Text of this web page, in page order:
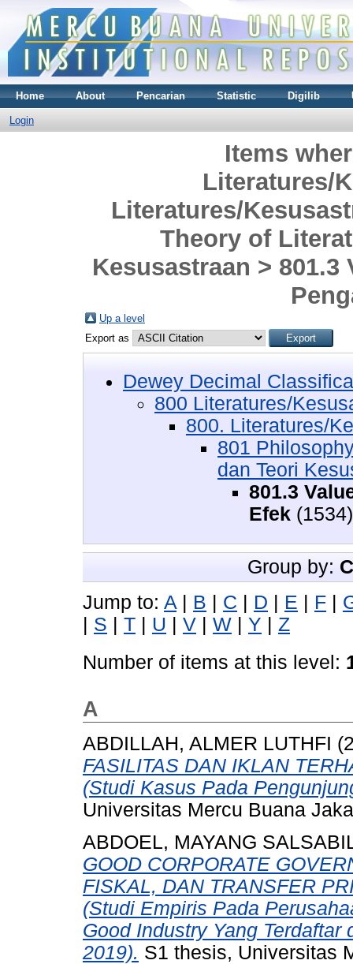
Home About Pencarian Statistic Digilib
Login
Items
Literatures/
Literatures/
Theory of
Kesusastraan >
Up a level
Export as
Dewey Decimal
800 Literatures/
800. Literatures/
801
dan Teori
801.3
Efek (1534)
Group by:
Jump to: A B C D E F
S T U V W Y
Z
Number of items at this level:
A
ABDILLAH, ALMER LUTHFI
FASILITAS DAN IKLAN
(Studi Kasus Pada
Universitas Mercu Buana
ABDOEL, MAYANG
GOOD CORPORATE
FISKAL, DAN TRANSFER
(Studi Empiris Pada
Good Industry Yang
2019). S1 thesis, Universitas